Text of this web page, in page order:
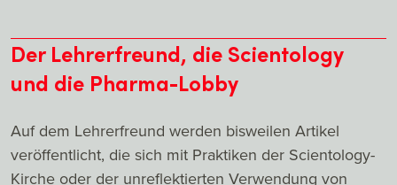
Der Lehrerfreund, die Scientology
und die Pharma-Lobby
Auf dem Lehrerfreund werden bisweilen Artikel
veröffentlicht, die sich mit Praktiken der Scientology-
Kirche oder der unreflektierten Verwendung von